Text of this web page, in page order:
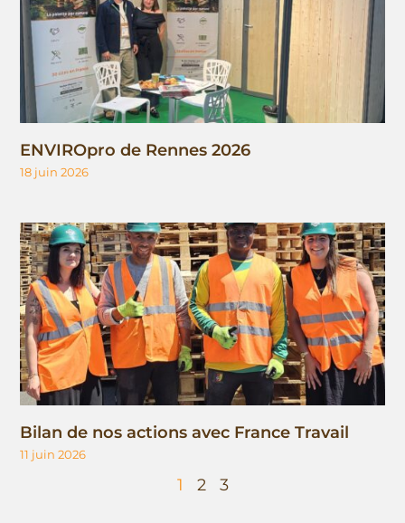
ENVIROpro de Rennes 2026
18 juin 2026
Bilan de nos actions avec France Travail
11 juin 2026
1 2 3